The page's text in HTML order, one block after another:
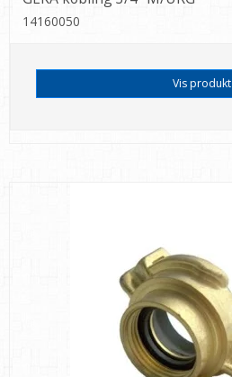
14160050
Vis produkt